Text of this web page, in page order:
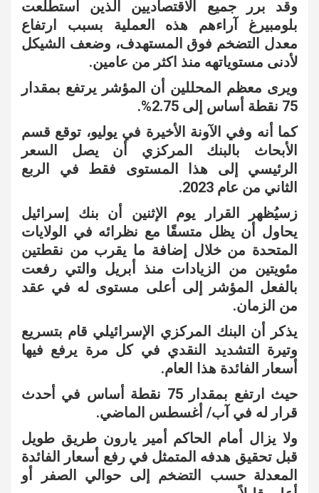
وقد برر جميع الاقتصاديين الذين استطلعت
بلومبيرغ آراءهم هذه العملية بسبب ارتفاع
معدل التضخم فوق المستهدف، وضعف الشيكل
لأدنى مستوياتهه منذ اكثر من عامين.
ويرى معظم المحللين أن المؤشر يرتفع بمقدار
75 نقطة أساس إلى 2.75%.
كما أنه وفي الآونة الأخيرة في يوليو، توقع قسم
الأبحاث بالبنك المركزي أن يصل السعر
الرئيسي إلى هذا المستوى فقط في الربع
الثاني من عام 2023.
زسيُظهر القرار يوم الإثنين أن بنك إسرائيل
يحاول أن يظل متسقًا مع نظرائه في الولايات
المتحدة من خلال إضافة ما يقرب من نقطتين
مئويتين من الزيادات منذ أبريل والتي رفعت
بالفعل المؤشر إلى أعلى مستوى له في عقد
من الزمان.
يذكر أن البنك المركزي الإسرائيلي قام بتسريع
وتيرة التشديد النقدي في كل مرة يرفع فيها
أسعار الفائدة هذا العام.
حيث ارتفع بمقدار 75 نقطة أساس في أحدث
قرار له في آب/ أغسطس الماضي.
ولا يزال أمام الحاكم أمير يارون طريق طويل
قبل تحقيق هدفه المتمثل في رفع أسعار الفائدة
المعدلة حسب التضخم إلى حوالي الصفر أو